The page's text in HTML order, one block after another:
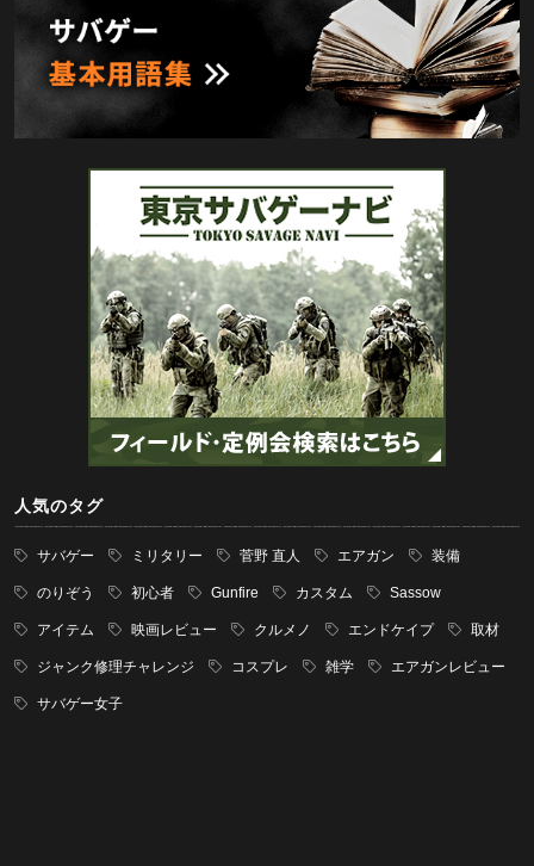
人気のタグ
サバゲー ミリタリー 菅野 直人 エアガン 装備
のりぞう 初心者 Gunfire カスタム Sassow
アイテム 映画レビュー クルメノ エンドケイプ 取材
ジャンク修理チャレンジ コスプレ 雑学 エアガンレビュー
サバゲー女子